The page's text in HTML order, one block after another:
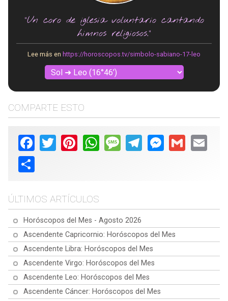
"Un coro de iglesia voluntario cantando
himnos religiosos."
Lee más en https://horoscopos.tv/simbolo-sabiano-17-leo
COMPARTE ESTO
Facebook
Twitter PinterestWhatsAppMessageTelegramMessenger
Gmail Email
Share
ÚLTIMOS ARTÍCULOS
Horóscopos del Mes - Agosto 2026
Ascendente Capricornio: Horóscopos del Mes
Ascendente Libra: Horóscopos del Mes
Ascendente Virgo: Horóscopos del Mes
Ascendente Leo: Horóscopos del Mes
Ascendente Cáncer: Horóscopos del Mes